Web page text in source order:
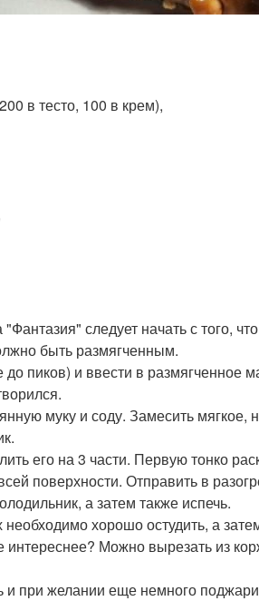
в тесто, 100 в крем),
следует начать с того,
быть размягченным.
пиков) и ввести в размягченное
муку и соду. Замесить мягкое,
его на 3 части. Первую тонко
поверхности. Отправить в
а затем также испечь.
необходимо хорошо остудить, а
интереснее? Можно вырезать из
и при желании еще немного